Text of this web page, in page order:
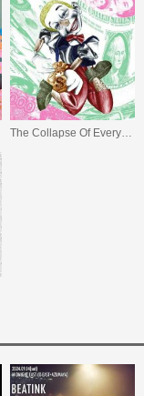
The Collapse Of Everything